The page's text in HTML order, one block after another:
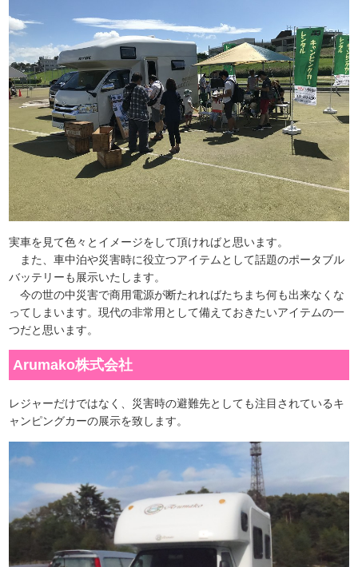
実車を見て色々とイメージをして頂ければと思います。
また、車中泊や災害時に役立つアイテムとして話題のポータブル
バッテリーも展示いたします。
今の世の中災害で商用電源が断たれればたちまち何も出来なくな
ってしまいます。現代の非常用として備えておきたいアイテムの一
つだと思います。
Arumako株式会社
レジャーだけではなく、災害時の避難先としても注目されているキ
ャンピングカーの展示を致します。